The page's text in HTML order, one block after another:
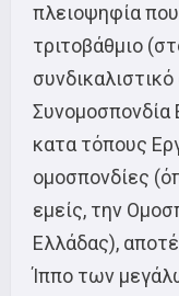
πλειοψηφία
τριτοβάθμιο
κατα τόπους
ομοσπονδίες
εμείς, την
Ελλάδας),
Ίππο των